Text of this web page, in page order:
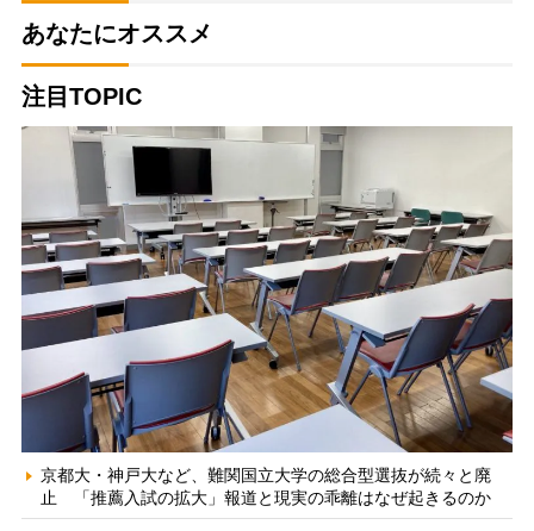
あなたにオススメ
注目TOPIC
京都大・神戸大など、難関国立大学の総合型選抜が続々と廃
止 「推薦入試の拡大」報道と現実の乖離はなぜ起きるのか